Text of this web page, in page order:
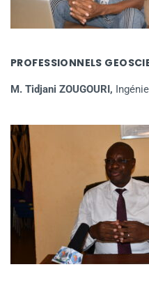
PROFESSIONNELS
M. Tidjani ZOUGOURI,